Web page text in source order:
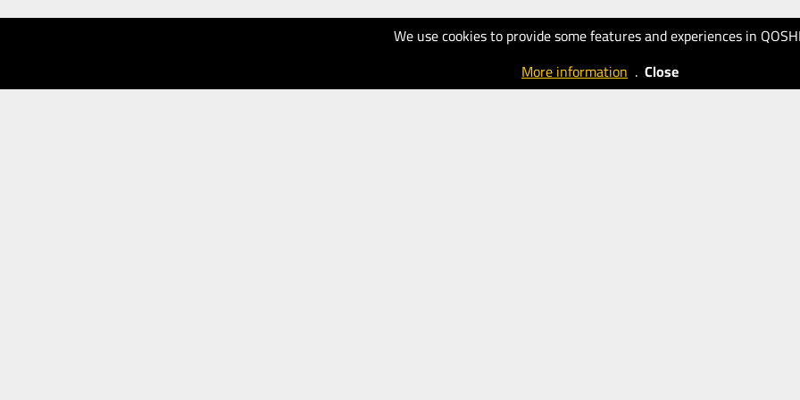
We use cookies to provide some features and experiences in
More information . Close